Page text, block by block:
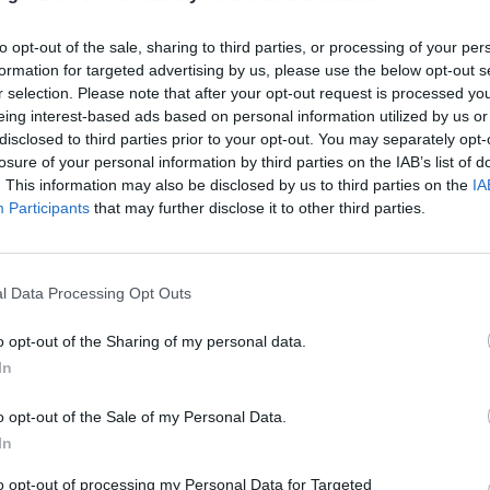
opt-out of the sale, sharing to third parties, or processing of your
for targeted advertising by us, please use the below opt-out
selection. Please note that after your opt-out request is processed
interest-based ads based on personal information utilized by us
to third parties prior to your opt-out. You may separately
of your personal information by third parties on the IAB’s list of
This information may also be disclosed by us to third parties on the
Participants that may further disclose it to other third parties.
Data Processing Opt Outs
opt-out of the Sharing of my personal data.
opt-out of the Sale of my Personal Data.
opt-out of processing my Personal Data for Targeted
2025
– Μαρουσάκης: «Πολική εισβολή
την βλέπουμε συχνά στη χώρα μας»
2025
κρύο μέχρι τα μέσα της
- Πού θα βρέξει και πού θα